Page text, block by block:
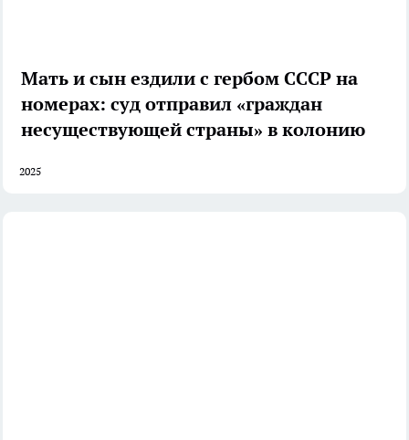
Мать и сын ездили с гербом СССР на
номерах: суд отправил «граждан
несуществующей страны» в колонию
2025